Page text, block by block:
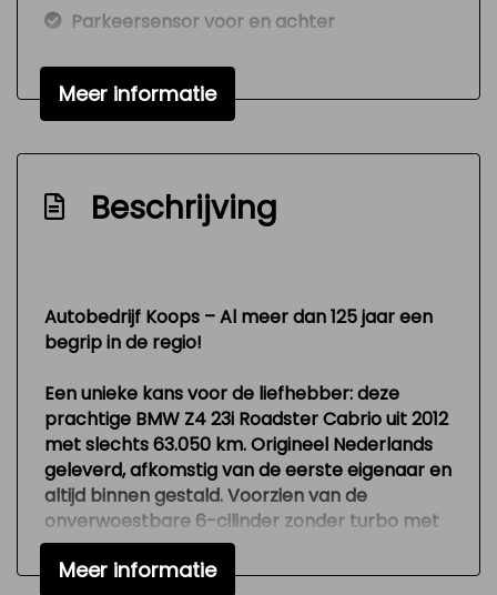
Parkeersensor voor en achter
verwarmbaar
Windscherm
Interieur
Airco
Airco automatisch
Elektrische ramen voor
Lederen bekleding
Lederen interieur
Middenarmsteun voor
Stuur leder
Stuurbekrachtiging
Voorstoelen verwarmd
Overige
Meer informatie
Beschrijving
Autobedrijf Koops – Al meer dan 125 jaar een
begrip in de regio!
Een unieke kans voor de liefhebber: deze
prachtige BMW Z4 23i Roadster Cabriouit2012
met slechts63.050 km. Origineel Nederlands
geleverd, afkomstig van deeerste eigenaaren
altijd binnen gestald. Voorzien van de
onverwoestbare 6-cilinder zonder turbo met
204 pk, een genot om mee te rijden. Uitgerust
metautomaat met schakelflippers,
Meer informatie